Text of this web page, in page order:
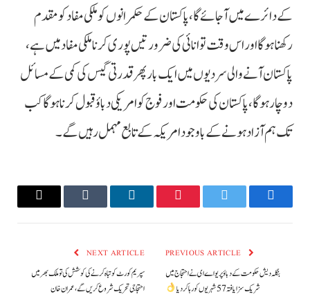
کے دائرے میں آ جائے گا، پاکستان کے حکمرانوں کو ملکی مفاد کو مقدم
رکھنا ہوگا اور اس وقت توانائی کی ضرورتیں پوری کرنا ملکی مفاد میں ہے،
پاکستان آنے والی سردیوں میں ایک بار پھر قدرتی گیس کی کمی کے مسائل
دوچار ہوگا، پاکستان کی حکومت اور فوج کو امریکی دباؤ قبول کرنا ہوگا کب
تک ہم آزاد ہونے کے باوجود امریکہ کے تابع مہمل رہیں گے۔
Facebook
Twitter
Pinterest
LinkedIn
Tumblr
Email
بنگلہ دیش حکومت کے دباؤ پر یو اے ای نے احتجاج میں
شریک سزا یافتہ 57 شہریوں کو رہا کر دیا
NEXT ARTICLE
سپریم کورٹ کو تباہ کرنے کی کوشش کی تو ملک بھر میں
احتجاجی تحریک شروع کریں گے، عمران خان